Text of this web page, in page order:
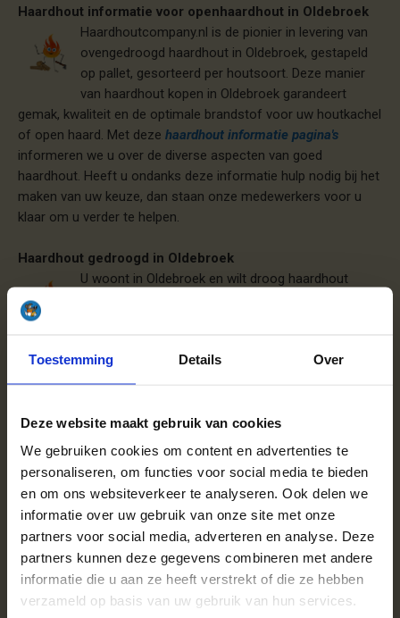
Toestemming Details Over
Deze website maakt gebruik van cookies
We gebruiken cookies om content en advertenties te
personaliseren, om functies voor social media te bieden
en om ons websiteverkeer te analyseren. Ook delen we
informatie over uw gebruik van onze site met onze
partners voor social media, adverteren en analyse. Deze
partners kunnen deze gegevens combineren met andere
informatie die u aan ze heeft verstrekt of die ze hebben
verzameld op basis van uw gebruik van hun services.
Haardhout informatie voor openhaardhout in Oldebroek
Haardhoutcompany.nl is de pionier in levering van
ovengedroogd haardhout in Oldebroek, gestapeld
op pallet, gesorteerd per houtsoort. Deze manier
van haardhout kopen in Oldebroek garandeert
gemak, kwaliteit en de optimale brandstof voor uw houtkachel
of open haard. Met deze haardhout informatie pagina's
informeren we u over de diverse aspecten van goed
haardhout. Heeft u ondanks deze informatie hulp nodig bij het
maken van uw keuze, dan staan onze medewerkers voor u
klaar om u verder te helpen.
Haardhout gedroogd in Oldebroek
U woont in Oldebroek en wilt droog haardhout
haardhoutcompany.nl te kopen. We bezorgen uw haardhout
snel en goed bij u thuis en ons hout is droog, daarom geeft
tegenwoordig een nieuwe techniek beschikbaar. Haardhout
wordt in droogkamers met hete lucht geforceerd gedroogd.
ovengedroogde open haardhout
heeft een aantal
belangrijke voordelen ten opzichte van normaal of natuurlijk
gedroogd open haard hout. De karakteristieke hout geur is
gebleven en de houtblokken blijven fraai, schoon en vrij van
schimmels en ongedierte. Ovengedroogd haardhout heeft
bovendien uitstekende brandeigenschappen voorlekkere
warmte en veel stookplezier.